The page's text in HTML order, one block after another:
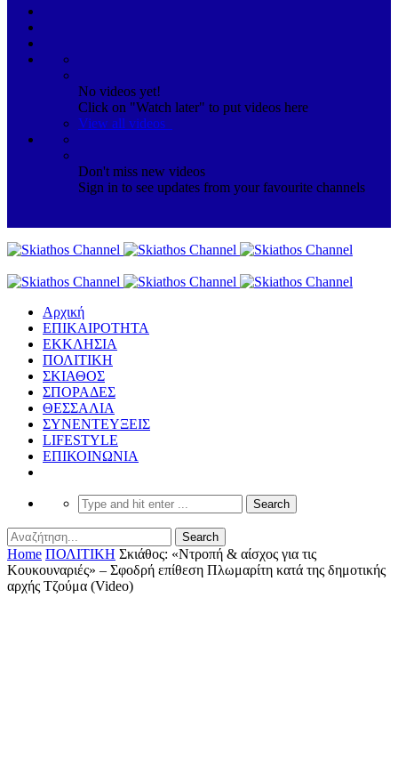
No videos yet!
Click on "Watch later" to put videos here
View all videos
Don't miss new videos
Sign in to see updates from your favourite channels
Αρχική
ΕΠΙΚΑΙΡΟΤΗΤΑ
ΕΚΚΛΗΣΙΑ
ΠΟΛΙΤΙΚΗ
ΣΚΙΑΘΟΣ
ΣΠΟΡΑΔΕΣ
ΘΕΣΣΑΛΙΑ
ΣΥΝΕΝΤΕΥΞΕΙΣ
LIFESTYLE
ΕΠΙΚΟΙΝΩΝΙΑ
Home ΠΟΛΙΤΙΚΗ Σκιάθος: «Ντροπή & αίσχος για τις
Κουκουναριές» – Σφοδρή επίθεση Πλωμαρίτη κατά της δημοτικής
αρχής Τζούμα (Video)